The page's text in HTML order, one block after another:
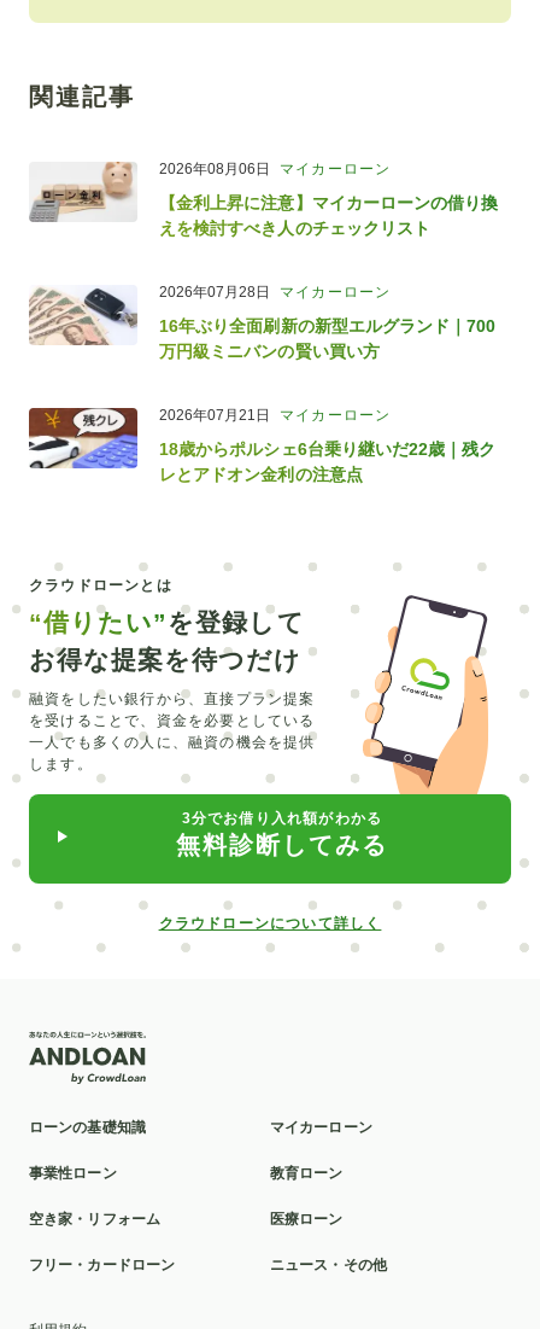
関連記事
2026年08月06日 マイカーローン
【金利上昇に注意】マイカーローンの借り換
えを検討すべき人のチェックリスト
2026年07月28日 マイカーローン
16年ぶり全面刷新の新型エルグランド｜700
万円級ミニバンの賢い買い方
2026年07月21日 マイカーローン
18歳からポルシェ6台乗り継いだ22歳｜残ク
レとアドオン金利の注意点
クラウドローンとは
“借りたい” を登録して
お得な提案を待つだけ
融資をしたい銀行から、直接プラン提案
を受けることで、 資金を必要としている
一人でも多くの人に、融資の機会を提供
します。
3分でお借り入れ額がわかる
無料診断してみる
クラウドローンについて詳しく
ローンの基礎知識 マイカーローン
事業性ローン 教育ローン
空き家・リフォーム 医療ローン
フリー・カードローン ニュース・その他